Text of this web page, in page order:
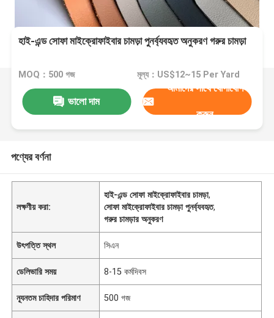
হাই-এন্ড সোফা মাইক্রোফাইবার চামড়া পুনর্ব্যবহৃত অনুকরণ গরুর চামড়া
MOQ：500 গজ মূল্য：US$12~15 Per Yard
ভালো দাম
আমাদের সাথে যোগাযোগ
করুন
পণ্যের বর্ণনা
লক্ষণীয় করা:
হাই-এন্ড সোফা মাইক্রোফাইবার চামড়া,
সোফা মাইক্রোফাইবার চামড়া পুনর্ব্যবহৃত,
গরুর চামড়ার অনুকরণ
উৎপত্তি স্থল সিএন
ডেলিভারি সময় 8-15 কর্মদিবস
ন্যূনতম চাহিদার পরিমাণ 500 গজ